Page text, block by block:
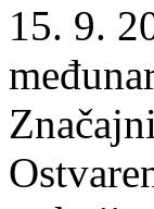
15. 9.